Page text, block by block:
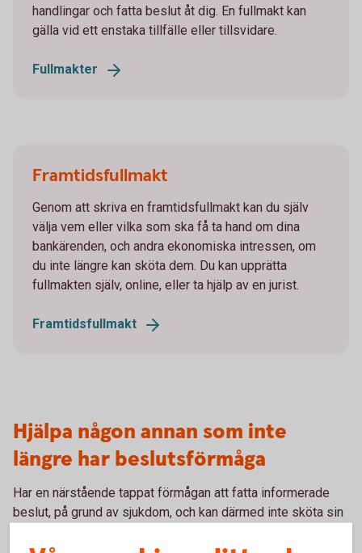
handlingar och fatta beslut åt dig. En fullmakt kan
gälla vid ett enstaka tillfälle eller tillsvidare.
Fullmakter
Framtidsfullmakt
Genom att skriva en framtidsfullmakt kan du själv
välja vem eller vilka som ska få ta hand om dina
bankärenden, och andra ekonomiska intressen, om
du inte längre kan sköta dem. Du kan upprätta
fullmakten själv, online, eller ta hjälp av en jurist.
Framtidsfullmakt
Hjälpa någon annan som inte
längre har beslutsförmåga
Har en närstående tappat förmågan att fatta informerade
beslut, på grund av sjukdom, och kan därmed inte sköta sin